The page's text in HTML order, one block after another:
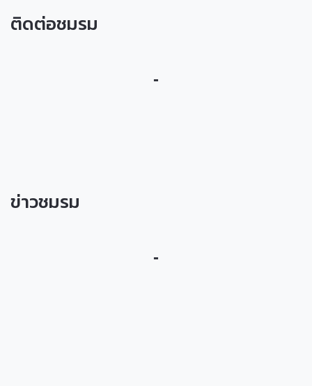
ติดต่อชมรม
-
ข่าวชมรม
-